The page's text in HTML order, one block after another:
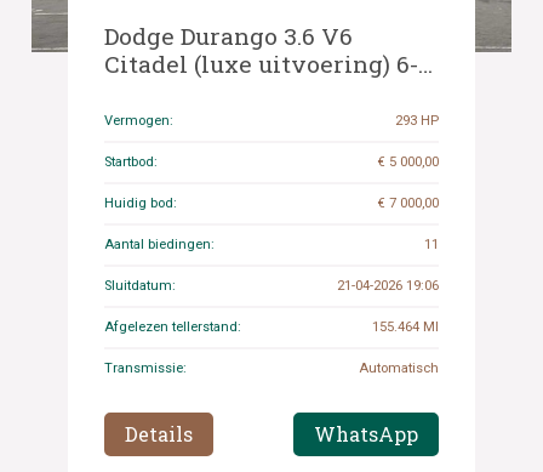
Dodge Durango 3.6 V6
Citadel (luxe uitvoering) 6-
Vermogen: 293 HP
Startbod: € 5 000,00
Huidig bod: € 7 000,00
Aantal biedingen: 11
Sluitdatum: 21-04-2026 19:06
Afgelezen tellerstand: 155.464 MI
Transmissie: Automatisch
Details WhatsApp